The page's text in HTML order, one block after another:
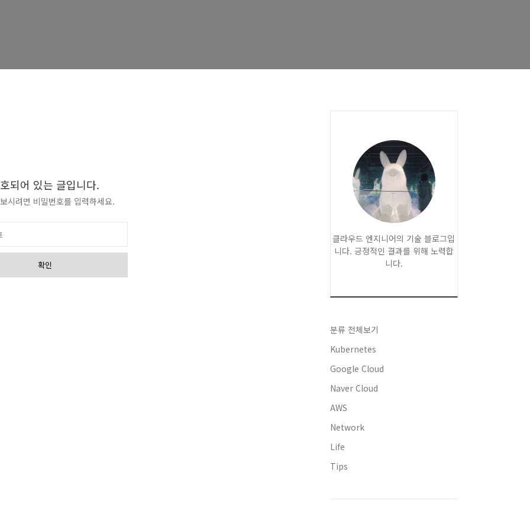
되어 있는 글입니다.
시려면 비밀번호를 입력하세요.
확인
클라우드 엔지니어의 기술 블로그입
니다. 긍정적인 결과를 위해 노력합
니다.
분류 전체보기
Kubernetes
Google Cloud
Naver Cloud
AWS
Network
Life
Tips